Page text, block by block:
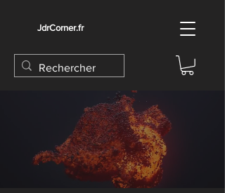
JdrCorner.fr